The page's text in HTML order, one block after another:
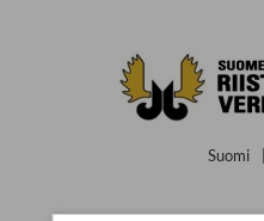
Suomi